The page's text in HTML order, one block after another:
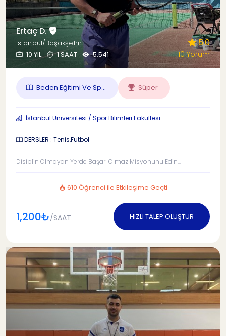
Ertaç D.
İstanbul/Başakşehir
10 YIL
1 SAAT 5.541
5.0
10 Yorum
Beden Eğitimi Ve Sp... Süper
İstanbul Üniversitesi / Spor Bilimleri Fakültesi
DERSLER : Tenis,Futbol
Disiplin Olmayan Yerde Başarı Olmaz Misyonunu Edin...
610 Öğrenci ile Etkileşime Geçti
1,200₺/SAAT HIZLI TALEP OLUŞTUR